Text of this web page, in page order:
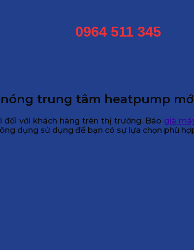
0964 511 345
trung tâm heatpump
với khách hàng trên thị trường. Báo giá
dụng sử dụng để bạn có sự lựa chọn phù